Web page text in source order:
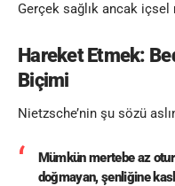
Gerçek sağlık ancak
Hareket Etmek:
Biçimi
Nietzsche’nin şu sözü
Mümkün mertebe az
doğmayan, şenliğine